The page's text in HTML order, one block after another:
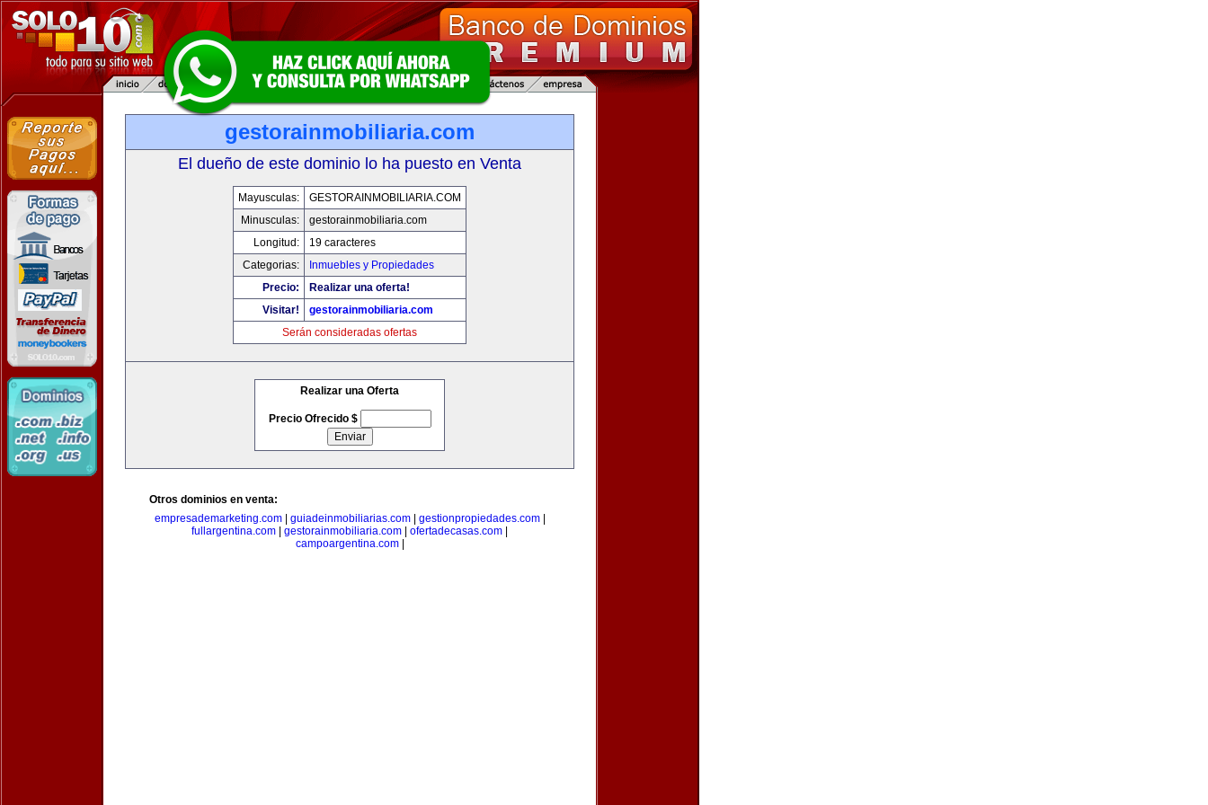
gestorainmobiliaria.com
El dueño de este dominio lo ha puesto en Venta
Mayusculas:
GESTORAINMOBILIARIA.COM
Minusculas:
gestorainmobiliaria.com
Longitud:
19 caracteres
Categorias:
Inmuebles y Propiedades
Precio:
Realizar una oferta!
Visitar!
gestorainmobiliaria.com
Serán consideradas ofertas
Realizar una Oferta
Precio Ofrecido $
Otros dominios en venta:
empresademarketing.com| guiadeinmobiliarias.com| gestionpropiedades.com|
fullargentina.com
gestorainmobiliaria.com ofertadecasas.com
campoargentina.com|